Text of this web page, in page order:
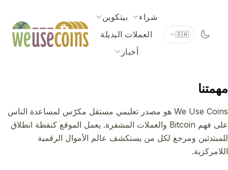
بيتكوين
شراء
العملات البديلة
أخبار
🇸🇦
مهمتنا
We Use Coins هو مصدر تعليمي مستقل مكرّس لمساعدة الناس
على فهم Bitcoin والعملات المشفرة. يعمل الموقع كنقطة انطلاق
للمبتدئين ومرجع لكل من يستكشف عالم الأموال الرقمية
اللامركزية.